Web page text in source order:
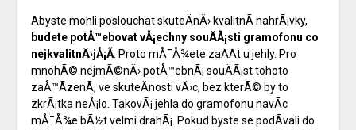
Abyste mohli poslouchat skuteÄnÄ› kvalitnÃ­ nahrÃ¡vky,
budete potÅ™ebovat vÅ¡echny souÄÃ¡sti gramofonu co
nejkvalitnÄ›jÅ¡Ã­. Proto mÅ¯Å¾ete zaÄÃ­t u jehly. Pro
mnohÃ© nejmÃ©nÄ› potÅ™ebnÃ¡ souÄÃ¡st tohoto
zaÅ™Ã­zenÃ­, ve skuteÄnosti vÄ›c, bez kterÃ© by to
zkrÃ¡tka neÅ¡lo. TakovÃ¡ jehla do gramofonu navÃ­c
mÅ¯Å¾e bÃ½t velmi drahÃ¡. Pokud byste se podÃ­vali do